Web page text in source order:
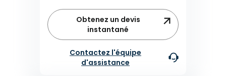
Obtenez un devis
instantané
Contactez l'équipe
d'assistance